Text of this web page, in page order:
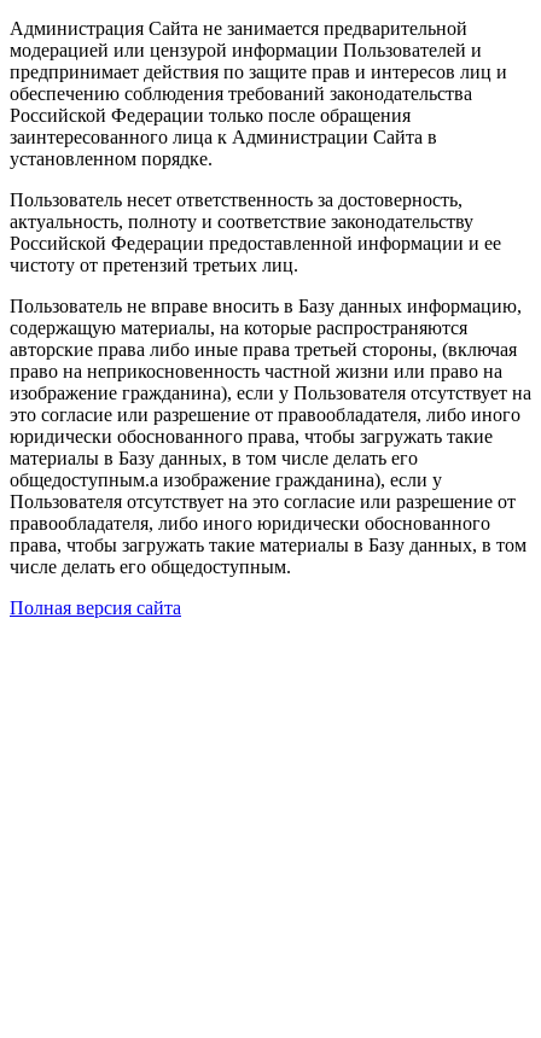
Администрация Сайта не занимается предварительной
модерацией или цензурой информации Пользователей и
предпринимает действия по защите прав и интересов лиц и
обеспечению соблюдения требований законодательства
Российской Федерации только после обращения
заинтересованного лица к Администрации Сайта в
установленном порядке.
Пользователь несет ответственность за достоверность,
актуальность, полноту и соответствие законодательству
Российской Федерации предоставленной информации и ее
чистоту от претензий третьих лиц.
Пользователь не вправе вносить в Базу данных информацию,
содержащую материалы, на которые распространяются
авторские права либо иные права третьей стороны, (включая
право на неприкосновенность частной жизни или право на
изображение гражданина), если у Пользователя отсутствует на
это согласие или разрешение от правообладателя, либо иного
юридически обоснованного права, чтобы загружать такие
материалы в Базу данных, в том числе делать его
общедоступным.а изображение гражданина), если у
Пользователя отсутствует на это согласие или разрешение от
правообладателя, либо иного юридически обоснованного
права, чтобы загружать такие материалы в Базу данных, в том
числе делать его общедоступным.
Полная версия сайта